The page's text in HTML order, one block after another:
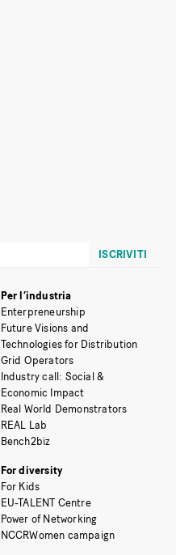
Per l’industria
Enterpreneurship
Future Visions and
Technologies for Distribution
Grid Operators
Industry call: Social &
Economic Impact
Real World Demonstrators
REAL Lab
Bench2biz
For diversity
For Kids
EU-TALENT Centre
Power of Networking
NCCRWomen campaign